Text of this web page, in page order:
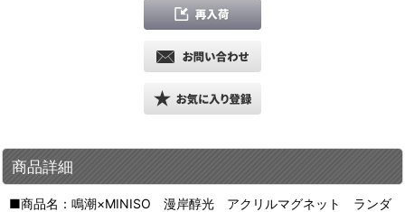
商品詳細
■商品名：鳴潮×MINISO 漫岸醇光 アクリルマグネット ランダ